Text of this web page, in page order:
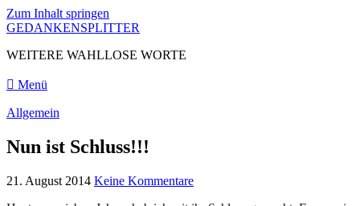
Zum Inhalt springen
GEDANKENSPLITTER
WEITERE WAHLLOSE WORTE
Menü
Allgemein
Nun ist Schluss!!!
21. August 2014 Keine Kommentare